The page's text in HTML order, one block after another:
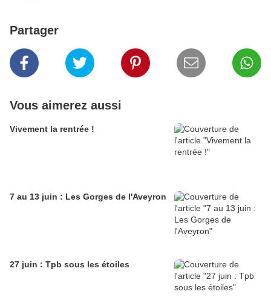
Partager
Vous aimerez aussi
Vivement la rentrée !
7 au 13 juin : Les Gorges de l'Aveyron
27 juin : Tpb sous les étoiles